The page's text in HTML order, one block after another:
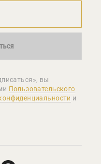
вы
Пользовательского
и